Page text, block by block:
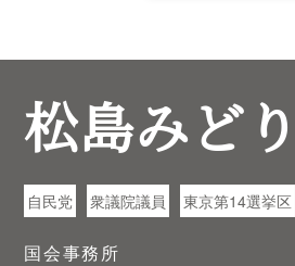
松島みどり
自民党 衆議院議員 東京第14選挙区
国会事務所